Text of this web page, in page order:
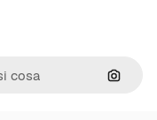
Cerca